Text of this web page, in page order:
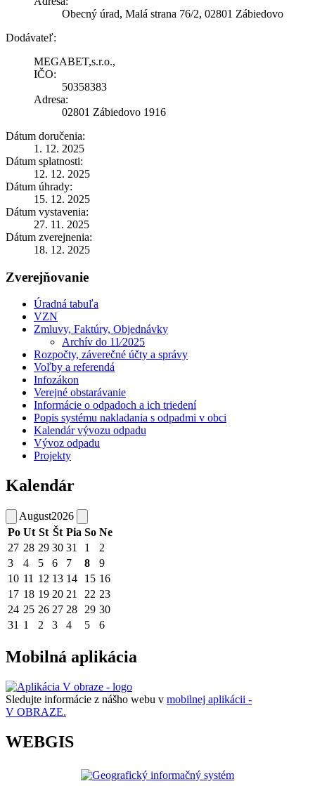
Obecný úrad, Malá strana 76/2, 02801 Zábiedovo
Dodávateľ:
MEGABET,s.r.o.,
IČO:
50358383
Adresa:
02801 Zábiedovo 1916
Dátum doručenia:
1. 12. 2025
Dátum splatnosti:
12. 12. 2025
Dátum úhrady:
15. 12. 2025
Dátum vystavenia:
27. 11. 2025
Dátum zverejnenia:
18. 12. 2025
Zverejňovanie
Úradná tabuľa
VZN
Zmluvy, Faktúry, Objednávky
Archív do 11⁄2025
Rozpočty, záverečné účty a správy
Voľby a referendá
Infozákon
Verejné obstarávanie
Informácie o odpadoch a ich triedení
Popis systému nakladania s odpadmi v obci
Kalendár vývozu odpadu
Vývoz odpadu
Projekty
Kalendár
August2026
Po Ut St Št Pia So Ne
27 28 29 30 31 1
2
3
4 5 6 7 8
9
10 11 12 13 14 15 16
17 18 19 20 21 22 23
24 25 26 27 28 29 30
31 1 2 3 4 5 6
Mobilná aplikácia
Sledujte informácie z nášho webu v mobilnej aplikácii -
V OBRAZE.
WEBGIS